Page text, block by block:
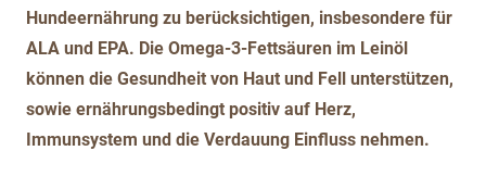
Hundeernährung zu berücksichtigen, insbesondere für
ALA und EPA. Die Omega-3-Fettsäuren im Leinöl
können die Gesundheit von Haut und Fell unterstützen,
sowie ernährungsbedingt positiv auf Herz,
Immunsystem und die Verdauung Einfluss nehmen.